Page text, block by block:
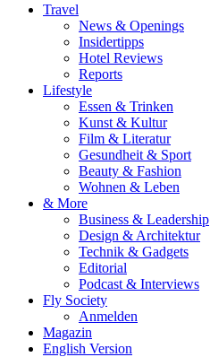
Travel
News & Openings
Insidertipps
Hotel Reviews
Reports
Lifestyle
Essen & Trinken
Kunst & Kultur
Film & Literatur
Gesundheit & Sport
Beauty & Fashion
Wohnen & Leben
& More
Business & Leadership
Design & Architektur
Technik & Gadgets
Editorial
Podcast & Interviews
Fly Society
Anmelden
Magazin
English Version